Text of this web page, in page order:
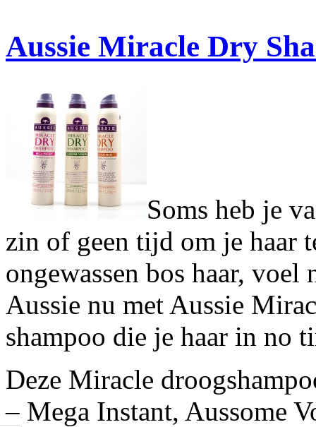
Aussie Miracle Dry
Soms heb je
zin of geen tijd om je haar
ongewassen bos haar,
Aussie nu met Aussie
shampoo die je haar in no
Deze Miracle
– Mega Instant, Aussome